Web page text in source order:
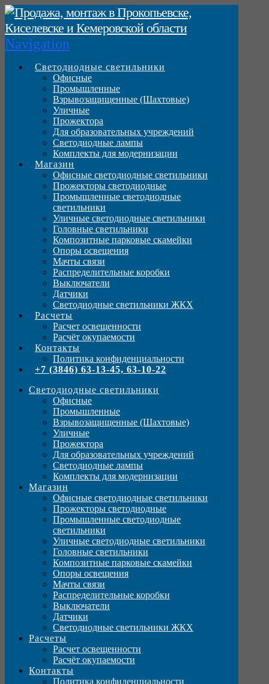
Navigation
Светодиодные светильники
Офисные
Промышленные
Взрывозащищенные (Шахтовые)
Уличные
Прожектора
Для образовательных учреждений
Светодиодные лампы
Комплекты для модернизации
Магазин
Офисные светодиодные светильники
Прожекторы светодиодные
Промышленные светодиодные
светильники
Уличные светодиодные светильники
Головные светильники
Композитные парковые скамейки
Опоры освещения
Мачты связи
Распределительные коробки
Выключатели
Датчики
Светодиодные светильники ЖКХ
Расчеты
Расчет освещенности
Расчёт окупаемости
Контакты
Политика конфиденциальности
+7 (3846) 63-13-45, 63-10-22
Светодиодные светильники
Офисные
Промышленные
Взрывозащищенные (Шахтовые)
Уличные
Прожектора
Для образовательных учреждений
Светодиодные лампы
Комплекты для модернизации
Магазин
Офисные светодиодные светильники
Прожекторы светодиодные
Промышленные светодиодные
светильники
Уличные светодиодные светильники
Головные светильники
Композитные парковые скамейки
Опоры освещения
Мачты связи
Распределительные коробки
Выключатели
Датчики
Светодиодные светильники ЖКХ
Расчеты
Расчет освещенности
Расчёт окупаемости
Контакты
Политика конфиденциальности